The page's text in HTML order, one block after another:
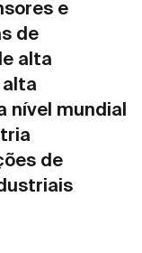
e
de
alta
alta
nível mundial
de